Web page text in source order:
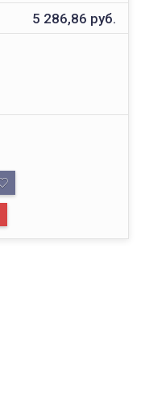
5 286,86 руб.